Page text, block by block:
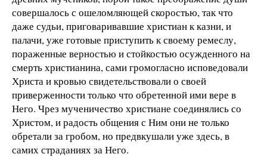
совершалось с ошеломляющей скоростью, так что
даже судьи, приговаривавшие христиан к казни, и
палачи, уже готовые приступить к своему ремеслу,
пораженные верностью и стойкостью осужденного на
смерть христианина, сами громогласно исповедовали
Христа и кровью свидетельствовали о своей
приверженности только что обретенной ими вере в
Него. Чрез мученичество христиане соединялись со
Христом, и радость общения с Ним они не только
обретали за гробом, но предвкушали уже здесь, в
самих страданиях за Него.